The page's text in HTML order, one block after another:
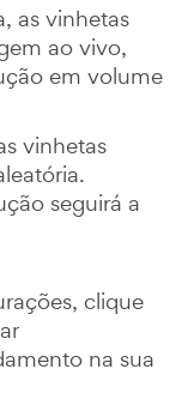
as vinhetas
ao vivo,
em volume
vinhetas
seguirá a
clique
na sua